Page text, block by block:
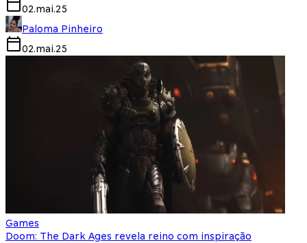
02.mai.25
Paloma Pinheiro
02.mai.25
Games
Doom: The Dark Ages revela reino com inspiração